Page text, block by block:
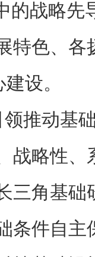
的战略先
特色、各
设。
推动基
战略性
三角基础
条件自主